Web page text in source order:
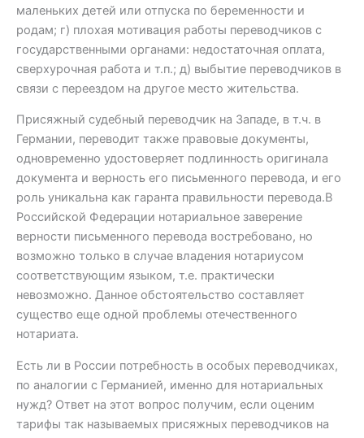
маленьких детей или отпуска по беременности и
родам; г) плохая мотивация работы переводчиков с
государственными органами: недостаточная оплата,
сверхурочная работа и т.п.; д) выбытие переводчиков в
связи с переездом на другое место жительства.
Присяжный судебный переводчик на Западе, в т.ч. в
Германии, переводит также правовые документы,
одновременно удостоверяет подлинность оригинала
документа и верность его письменного перевода, и его
роль уникальна как гаранта правильности перевода.В
Российской Федерации нотариальное заверение
верности письменного перевода востребовано, но
возможно только в случае владения нотариусом
соответствующим языком, т.е. практически
невозможно. Данное обстоятельство составляет
существо еще одной проблемы отечественного
нотариата.
Есть ли в России потребность в особых переводчиках,
по аналогии с Германией, именно для нотариальных
нужд? Ответ на этот вопрос получим, если оценим
тарифы так называемых присяжных переводчиков на